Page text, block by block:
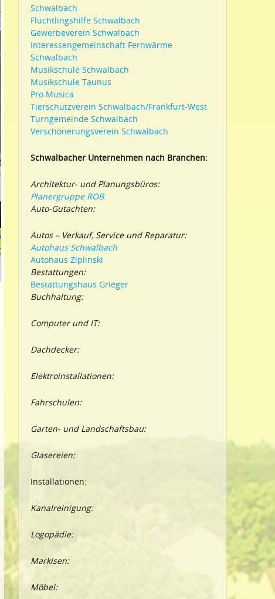
Schwalbach
Flüchtlingshilfe Schwalbach
Gewerbeverein Schwalbach
Interessengemeinschaft Fernwärme
Schwalbach
Musikschule Schwalbach
Musikschule Taunus
Pro Musica
Tierschutzverein Schwalbach/Frankfurt-West
Turngemeinde Schwalbach
Verschönerungsverein Schwalbach
Schwalbacher Unternehmen nach Branchen:
Architektur- und Planungsbüros:
Planergruppe ROB
Auto-Gutachten:
Autos – Verkauf, Service und Reparatur:
Autohaus Schwalbach
Autohaus Ziplinski
Bestattungen:
Bestattungshaus Grieger
Buchhaltung:
Computer und IT:
Dachdecker:
Elektroinstallationen:
Fahrschulen:
Garten- und Landschaftsbau:
Glasereien:
Installationen:
Kanalreinigung:
Logopädie:
Markisen:
Möbel: